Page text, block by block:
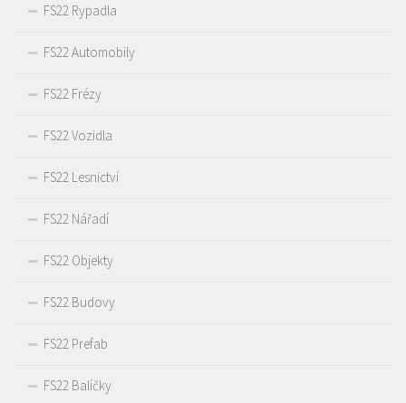
FS22 Rypadla
FS22 Automobily
FS22 Frézy
FS22 Vozidla
FS22 Lesnictví
FS22 Nářadí
FS22 Objekty
FS22 Budovy
FS22 Prefab
FS22 Balíčky